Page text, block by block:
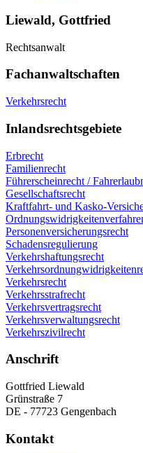
Liewald, Gottfried
Rechtsanwalt
Fachanwaltschaften
Verkehrsrecht
Inlandsrechtsgebiete
Erbrecht
Familienrecht
Führerscheinrecht /
Gesellschaftsrecht
Kraftfahrt- und Kasko-
Personenversicherungsrecht
Schadensregulierung
Verkehrshaftungsrecht
Verkehrsrecht
Verkehrsstrafrecht
Verkehrsvertragsrecht
Verkehrsverwaltungsrecht
Verkehrszivilrecht
Anschrift
Gottfried Liewald
Grünstraße 7
DE - 77723 Gengenbach
Kontakt